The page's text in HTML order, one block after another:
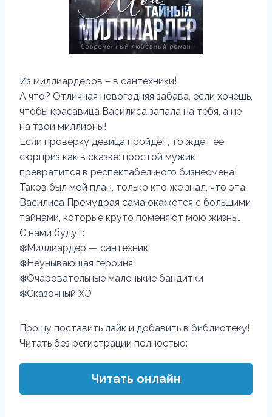
Из миллиардеров – в сантехники!
А что? Отличная новогодняя забава, если хочешь,
чтобы красавица Василиса запала на тебя, а не
на твои миллионы!
Если проверку девица пройдёт, то ждёт её
сюрприз как в сказке: простой мужик
превратится в респектабельного бизнесмена!
Таков был мой план, только кто же знал, что эта
Василиса Премудрая сама окажется с большими
тайнами, которые круто поменяют мою жизнь…
С нами будут:
❄️Миллиардер — сантехник
❄️Неунывающая героиня
❄️Очаровательные маленькие бандитки
❄️Сказочный ХЭ
Прошу поставить лайк и добавить в библиотеку!
Читать без регистрации полностью:
Читать онлайн